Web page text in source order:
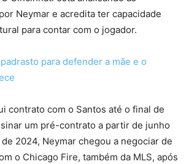
Neymar e acredita ter capacidade
para contar com o jogador.
para defender a mãe e o
contrato com o Santos até o final de
um pré-contrato a partir de junho
2024, Neymar chegou a negociar de
o Chicago Fire, também da MLS, após